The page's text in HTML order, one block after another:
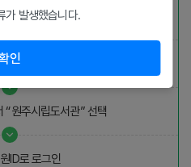
별로 전용앱을 검색하여 앱을 설치
실행
“원주시립도서관” 선택
ID로 로그인
가 발생했습니다.
인